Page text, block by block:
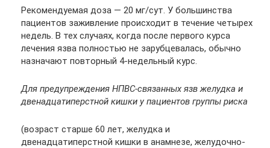
Рекомендуемая доза — 20 мг/сут. У большинства
пациентов заживление происходит в течение четырех
недель. В тех случаях, когда после первого курса
лечения язва полностью не зарубцевалась, обычно
назначают повторный 4-недельный курс.
Для предупреждения НПВС-связанных язв желудка и
двенадцатиперстной кишки у пациентов группы риска
(возраст старше 60 лет, желудка и
двенадцатиперстной кишки в анамнезе, желудочно-